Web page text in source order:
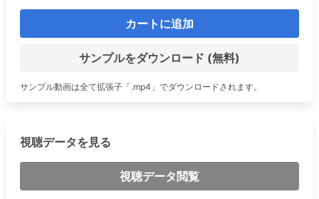
カートに追加
サンプルをダウンロード (無料)
サンプル動画は全て拡張子「.mp4」でダウンロードされます。
視聴データを見る
視聴データ閲覧